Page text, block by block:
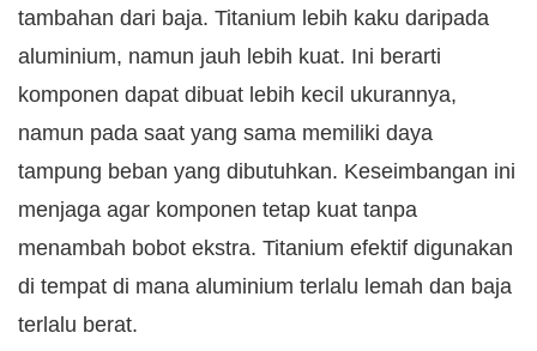
tambahan dari baja. Titanium lebih kaku daripada
aluminium, namun jauh lebih kuat. Ini berarti
komponen dapat dibuat lebih kecil ukurannya,
namun pada saat yang sama memiliki daya
tampung beban yang dibutuhkan. Keseimbangan ini
menjaga agar komponen tetap kuat tanpa
menambah bobot ekstra. Titanium efektif digunakan
di tempat di mana aluminium terlalu lemah dan baja
terlalu berat.